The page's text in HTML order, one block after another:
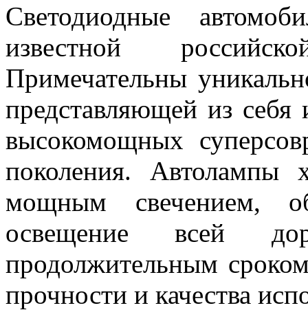
Светодиодные
известной
Примечательны
представляющей из себя
высокомощных
поколения. Автолампы
мощным свечением,
освещение всей
продолжительным
прочности и качества